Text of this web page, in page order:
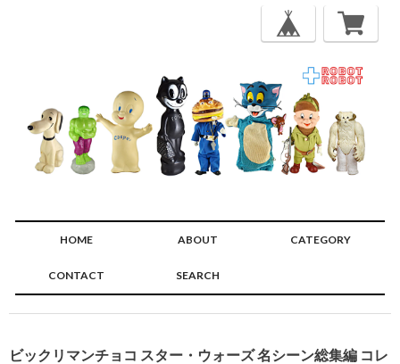
HOME ABOUT CATEGORY
CONTACT SEARCH
ビックリマンチョコ スター・ウォーズ 名シーン総集編 コレ